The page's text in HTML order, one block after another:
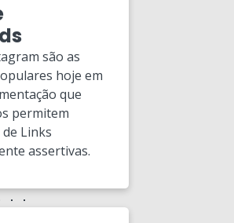
são as
hoje em
que
permitem
Links
assertivas.